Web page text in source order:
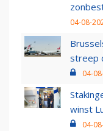
04-08-
streep
04-
winst
04-